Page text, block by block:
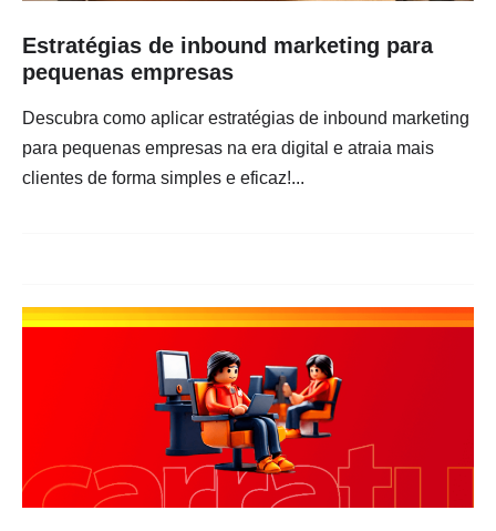
Estratégias de inbound marketing para
pequenas empresas
Descubra como aplicar estratégias de inbound marketing
para pequenas empresas na era digital e atraia mais
clientes de forma simples e eficaz!...